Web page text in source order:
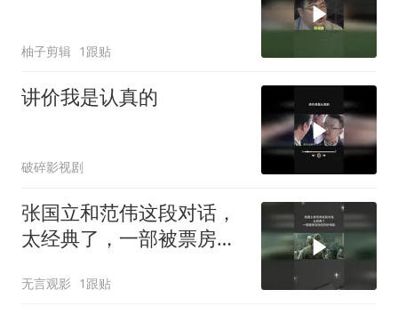
柚子剪辑 1跟贴
讲价我是认真的
破碎影视剧
张国立和范伟这段对话，
太经典了，一部被票房低
无言观影 1跟贴